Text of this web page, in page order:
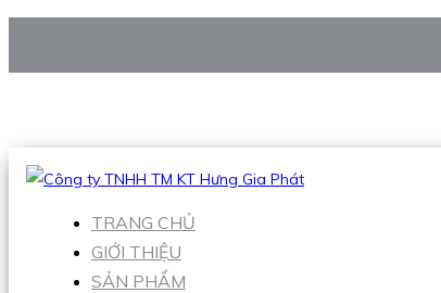
Hotline:0938 906 663
TRANG CHỦ
GIỚI THIỆU
SẢN PHẨM